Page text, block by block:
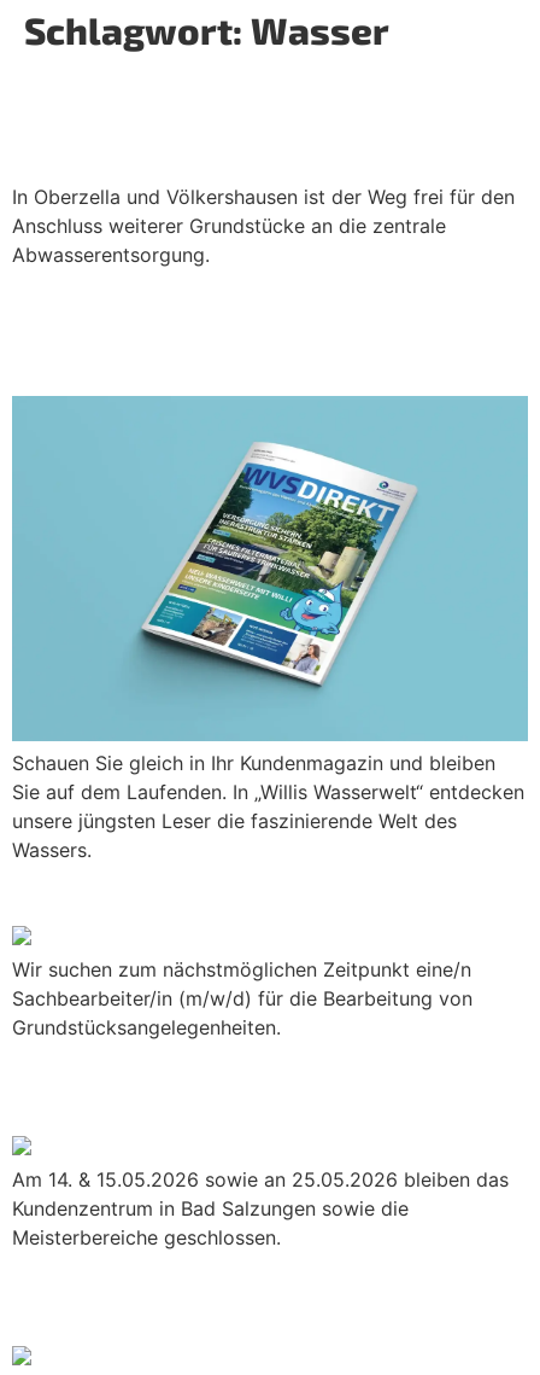
Schlagwort: Wasser
In Oberzella und Völkershausen ist der Weg frei für den
Anschluss weiterer Grundstücke an die zentrale
Abwasserentsorgung.
Schauen Sie gleich in Ihr Kundenmagazin und bleiben
Sie auf dem Laufenden. In „Willis Wasserwelt“ entdecken
unsere jüngsten Leser die faszinierende Welt des
Wassers.
Wir suchen zum nächstmöglichen Zeitpunkt eine/n
Sachbearbeiter/in (m/w/d) für die Bearbeitung von
Grundstücksangelegenheiten.
Am 14. & 15.05.2026 sowie an 25.05.2026 bleiben das
Kundenzentrum in Bad Salzungen sowie die
Meisterbereiche geschlossen.